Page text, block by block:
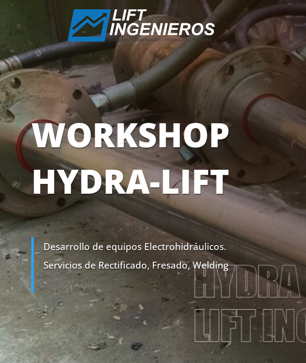
WORKSHOP
HYDRA-LIFT
Desarrollo de equipos Electrohidráulicos.
Servicios de Rectificado, Fresado, Welding